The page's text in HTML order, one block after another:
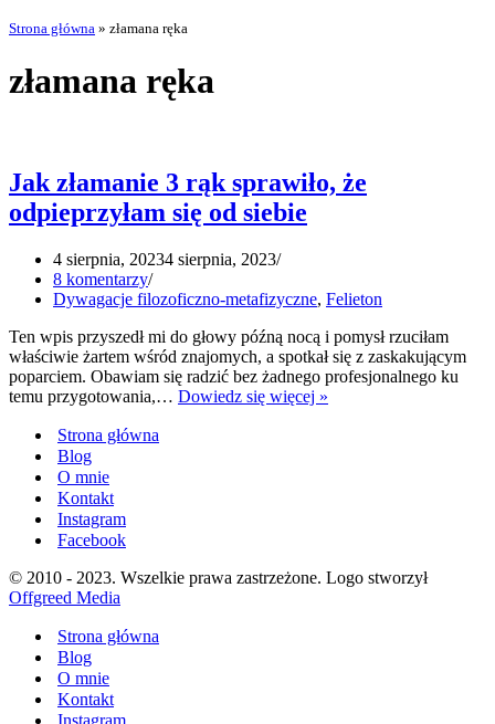
Strona główna » złamana ręka
złamana ręka
Jak złamanie 3 rąk sprawiło, że
odpieprzyłam się od siebie
4 sierpnia, 20234 sierpnia, 2023
8 komentarzy
Dywagacje filozoficzno-metafizyczne, Felieton
Ten wpis przyszedł mi do głowy późną nocą i pomysł rzuciłam
właściwie żartem wśród znajomych, a spotkał się z zaskakującym
poparciem. Obawiam się radzić bez żadnego profesjonalnego ku
temu przygotowania,… Dowiedz się więcej »
siebie
Strona główna
Blog
O mnie
Kontakt
Instagram
Facebook
© 2010 - 2023. Wszelkie prawa zastrzeżone. Logo stworzył
Offgreed Media
Strona główna
Blog
O mnie
Kontakt
Instagram